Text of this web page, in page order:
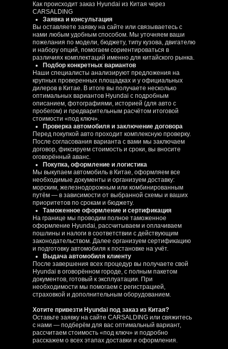
Как происходит заказ Hyundai из Китая через
CARSALDING
Заявка и консультация
Вы оставляете заявку на сайте или связываетесь с
нами любым удобным способом. Мы уточняем ваши
пожелания по модели, бюджету, типу кузова, двигателю
и набору опций, помогаем сориентироваться в
различиях комплектаций именно для китайского рынка.
Подбор конкретных вариантов
Наши специалисты анализируют предложения на
крупных проверенных площадках и у официальных
дилеров в Китае. В итоге вы получаете несколько
оптимальных вариантов Hyundai с подробным
описанием, фотографиями, историей (для авто с
пробегом) и предварительным расчётом итоговой
стоимости «под ключ».
Проверка автомобиля и заключение договора
Перед покупкой авто проходит комплексную проверку.
После согласования варианта с вами мы заключаем
договор, фиксируем стоимость и сроки, вы вносите
оговорённый аванс.
Покупка, оформление и логистика
Мы выкупаем автомобиль в Китае, оформляем все
необходимые документы и организуем доставку:
морским, железнодорожным или комбинированным
путём — в зависимости от выбранной схемы и ваших
приоритетов по срокам и бюджету.
Таможенное оформление и сертификация
На границе мы проводим полное таможенное
оформление Hyundai, рассчитываем и оплачиваем
пошлины и налоги в соответствии с действующим
законодательством. Далее организуем сертификацию
и подготовку автомобиля к постановке на учёт.
Выдача автомобиля клиенту
После завершения всех процедур вы получаете свой
Hyundai в оговорённом городе, с полным пакетом
документов, готовый к эксплуатации. При
необходимости мы помогаем с регистрацией,
страховкой и дополнительным оборудованием.
Хотите привезти Hyundai под заказ из Китая?
Оставьте заявку на сайте CARSALDING или свяжитесь
с нами — подберём для вас оптимальный вариант,
рассчитаем стоимость «под ключ» и подробно
расскажем о всех этапах доставки и оформления.